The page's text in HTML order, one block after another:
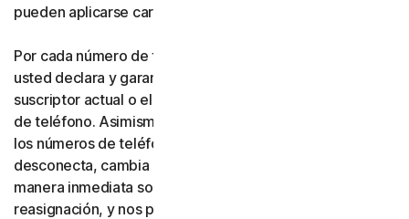
pueden aplicarse cargos por mensajería y datos.
Por cada número de teléfono que nos proporcione,
usted declara y garantiza expresamente que es el
suscriptor actual o el usuario habitual de dicho número
de teléfono. Asimismo, usted acepta que, si alguno de
los números de teléfono que nos haya proporcionado se
desconecta, cambia o se reasigna, nos informará de
manera inmediata sobre dicha desconexión, cambio o
reasignación, y nos proporcionará un nuevo número de